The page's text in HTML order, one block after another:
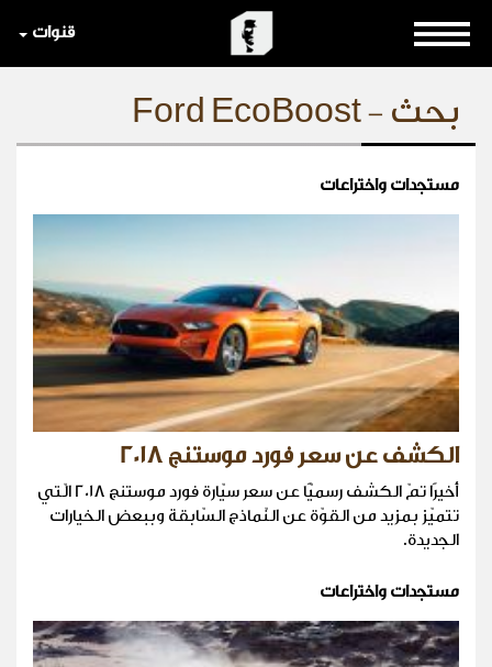
قنوات
بحث - Ford EcoBoost
مستجدات واختراعات
الكشف عن سعر فورد موستنج 2018
أخيرًا تمّ الكشف رسميًّا عن سعر سيّارة فورد موستنج 2018 الّتي
تتميّز بمزيد من القوّة عن النّماذج السّابقة وببعض الخيارات
الجديدة.
مستجدات واختراعات